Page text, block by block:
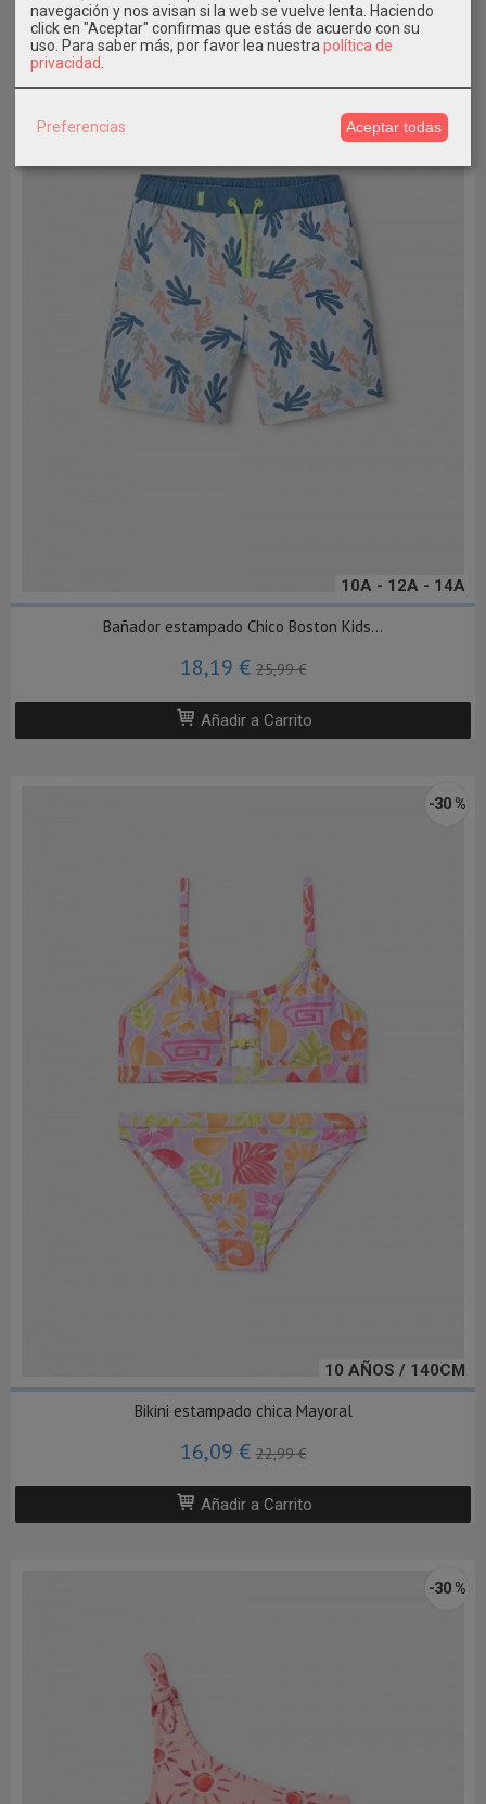
10A - 12A - 14A
-30 %
Bañador estampado Chico Boston Kids...
18,19 €25,99 €
Añadir a Carrito
10 AÑOS / 140CM
-30 %
Bikini estampado chica Mayoral
16,09 €22,99 €
Añadir a Carrito
-30 %
navegación y nos avisan si la web se vuelve lenta. Haciendo
click en "Aceptar" confirmas que estás de acuerdo con su
uso. Para saber más, por favor lea nuestra política de
privacidad
Preferencias Aceptar todas